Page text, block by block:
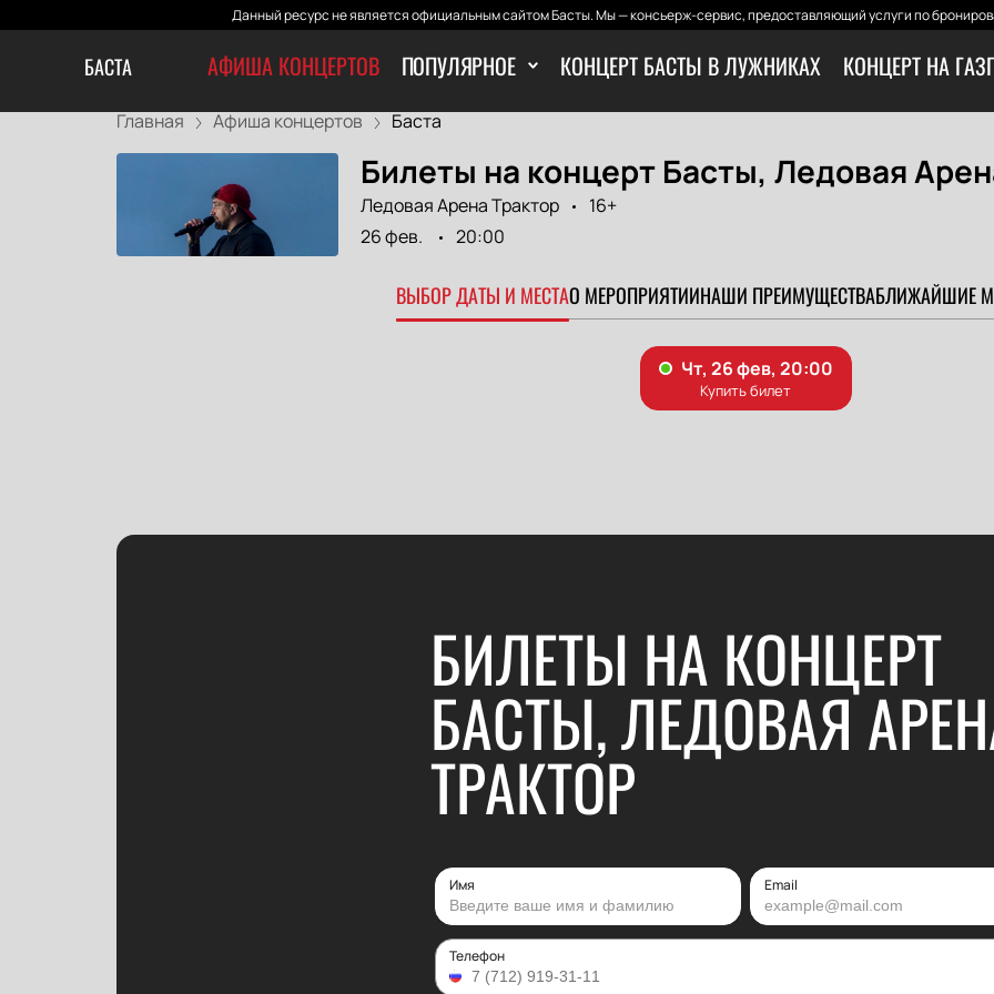
Данный ресурс не является официальным сайтом Басты. Мы — консьерж-сервис, предоставляющий услуги по
БАСТА АФИША КОНЦЕРТОВ ПОПУЛЯРНОЕ КОНЦЕРТ БАСТЫ В ЛУЖНИКАХ КОНЦЕРТ НА
Главная Афиша концертов Баста
Билеты на концерт Басты, Ледовая
Ледовая Арена Трактор
16+
26 фев.
20:00
ВЫБОР ДАТЫ И МЕСТАО МЕРОПРИЯТИИНАШИ ПРЕИМУЩЕСТВАБЛИЖАЙШИЕ
БИЛЕТЫ НА КОНЦЕРТ
БАСТЫ, ЛЕДОВАЯ
ТРАКТОР
Имя Email
Телефон